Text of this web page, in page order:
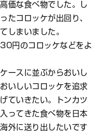
価な食べ物でした。し
たコロッケが出回り、
しまいました。
円のコロッケなどをよ
ースに並ぶからおいし
いしいコロッケを追求
ていきたい。トンカツ
ってきた食べ物を日本
外に送り出したいです